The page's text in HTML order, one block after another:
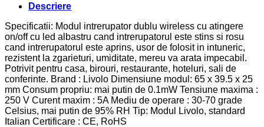
Descriere
Specificatii: Modul intrerupator dublu wireless cu atingere
on/off cu led albastru cand intrerupatorul este stins si rosu
cand intrerupatorul este aprins, usor de folosit in intuneric,
rezistent la zgarieturi, umiditate, mereu va arata impecabil.
Potrivit pentru casa, birouri, restaurante, hoteluri, sali de
conferinte. Brand : Livolo Dimensiune modul: 65 x 39.5 x 25
mm Consum propriu: mai putin de 0.1mW Tensiune maxima :
250 V Curent maxim : 5A Mediu de operare : 30-70 grade
Celsius, mai putin de 95% RH Tip: Modul Livolo, standard
Italian Certificare : CE, RoHS